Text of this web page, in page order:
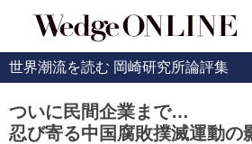
世界潮流を読む 岡崎研究所論評集
ついに民間企業まで…
忍び寄る中国腐敗撲滅運動の